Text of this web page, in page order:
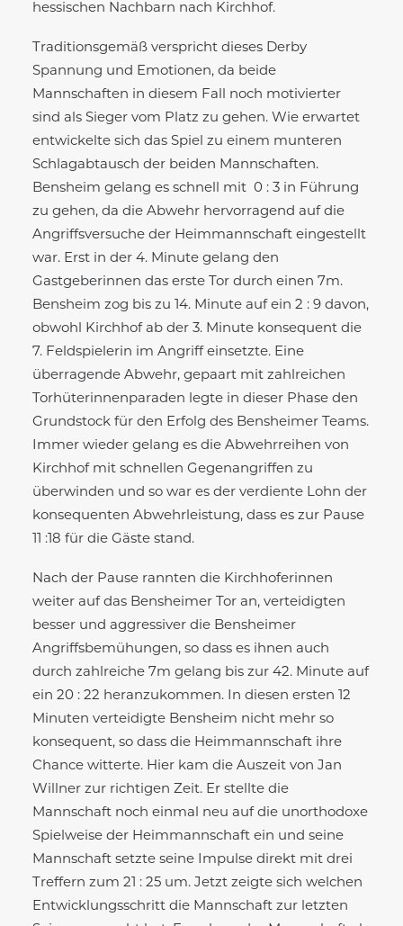
hessischen Nachbarn nach Kirchhof.
Traditionsgemäß verspricht dieses Derby
Spannung und Emotionen, da beide
Mannschaften in diesem Fall noch motivierter
sind als Sieger vom Platz zu gehen. Wie erwartet
entwickelte sich das Spiel zu einem munteren
Schlagabtausch der beiden Mannschaften.
Bensheim gelang es schnell mit 0 : 3 in Führung
zu gehen, da die Abwehr hervorragend auf die
Angriffsversuche der Heimmannschaft eingestellt
war. Erst in der 4. Minute gelang den
Gastgeberinnen das erste Tor durch einen 7m.
Bensheim zog bis zu 14. Minute auf ein 2 : 9 davon,
obwohl Kirchhof ab der 3. Minute konsequent die
7. Feldspielerin im Angriff einsetzte. Eine
überragende Abwehr, gepaart mit zahlreichen
Torhüterinnenparaden legte in dieser Phase den
Grundstock für den Erfolg des Bensheimer Teams.
Immer wieder gelang es die Abwehrreihen von
Kirchhof mit schnellen Gegenangriffen zu
überwinden und so war es der verdiente Lohn der
konsequenten Abwehrleistung, dass es zur Pause
11 :18 für die Gäste stand.
Nach der Pause rannten die Kirchhoferinnen
weiter auf das Bensheimer Tor an, verteidigten
besser und aggressiver die Bensheimer
Angriffsbemühungen, so dass es ihnen auch
durch zahlreiche 7m gelang bis zur 42. Minute auf
ein 20 : 22 heranzukommen. In diesen ersten 12
Minuten verteidigte Bensheim nicht mehr so
konsequent, so dass die Heimmannschaft ihre
Chance witterte. Hier kam die Auszeit von Jan
Willner zur richtigen Zeit. Er stellte die
Mannschaft noch einmal neu auf die unorthodoxe
Spielweise der Heimmannschaft ein und seine
Mannschaft setzte seine Impulse direkt mit drei
Treffern zum 21 : 25 um. Jetzt zeigte sich welchen
Entwicklungsschritt die Mannschaft zur letzten